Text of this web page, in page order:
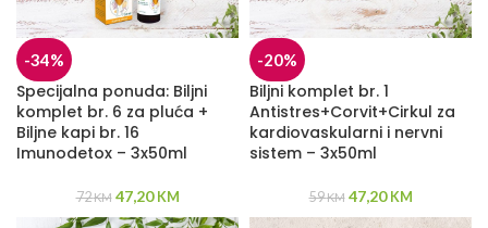
-34%
Specijalna ponuda: Biljni
komplet br. 6 za pluća +
Biljne kapi br. 16
Imunodetox – 3x50ml
72KM 47,20 KM
-20%
Biljni komplet br. 1
Antistres+Corvit+Cirkul za
kardiovaskularni i nervni
sistem – 3x50ml
59KM 47,20 KM